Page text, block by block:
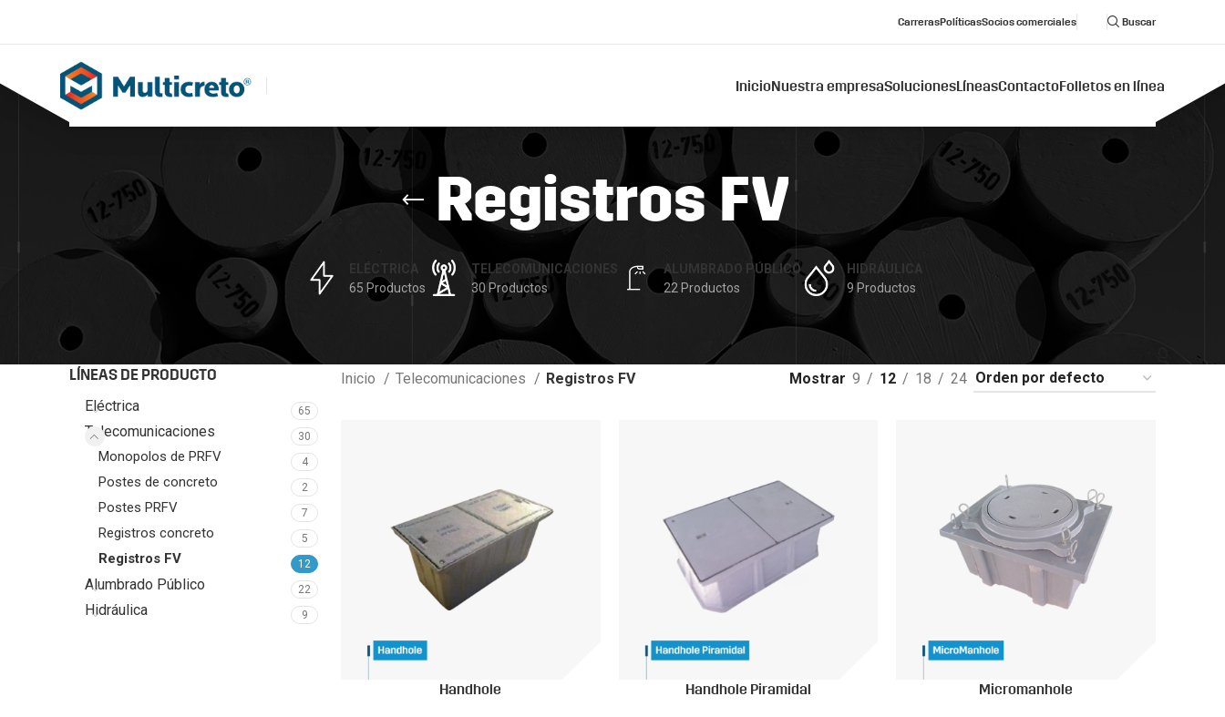
CarrerasPolíticasSocios comerciales Buscar
InicioNuestra empresaSolucionesLíneasContactoFolletos en línea
Registros FV
ELÉCTRICA
65 Productos
TELECOMUNICACIONES
30 Productos
ALUMBRADO PÚBLICO
22 Productos
HIDRÁULICA
9 Productos
LÍNEAS DE PRODUCTO
Eléctrica 65
Telecomunicaciones 30
Monopolos de PRFV 4
Postes de concreto 2
Postes PRFV 7
Registros concreto 5
Registros FV 12
Alumbrado Público 22
Hidráulica 9
Inicio Telecomunicaciones Registros FV Mostrar 9 12 18 24
Handhole Handhole Piramidal Micromanhole